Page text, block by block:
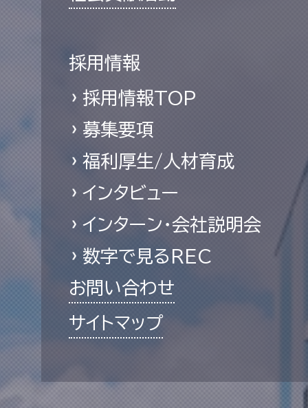
採用情報
採用情報TOP
募集要項
福利厚生/人材育成
インタビュー
インターン・会社説明会
数字で見るREC
お問い合わせ
サイトマップ